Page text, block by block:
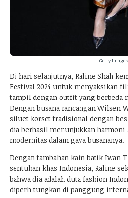
Getty Images
Di hari selanjutnya, Raline Shah
Festival 2024 untuk menyaksikan
tampil dengan outfit yang berbeda
Dengan busana rancangan Wilsen
siluet korset tradisional dengan
dia berhasil menunjukkan harmoni
modernitas dalam gaya busananya.
Dengan tambahan kain batik Iwan
sentuhan khas Indonesia, Raline
bahwa dia adalah duta fashion
diperhitungkan di panggung